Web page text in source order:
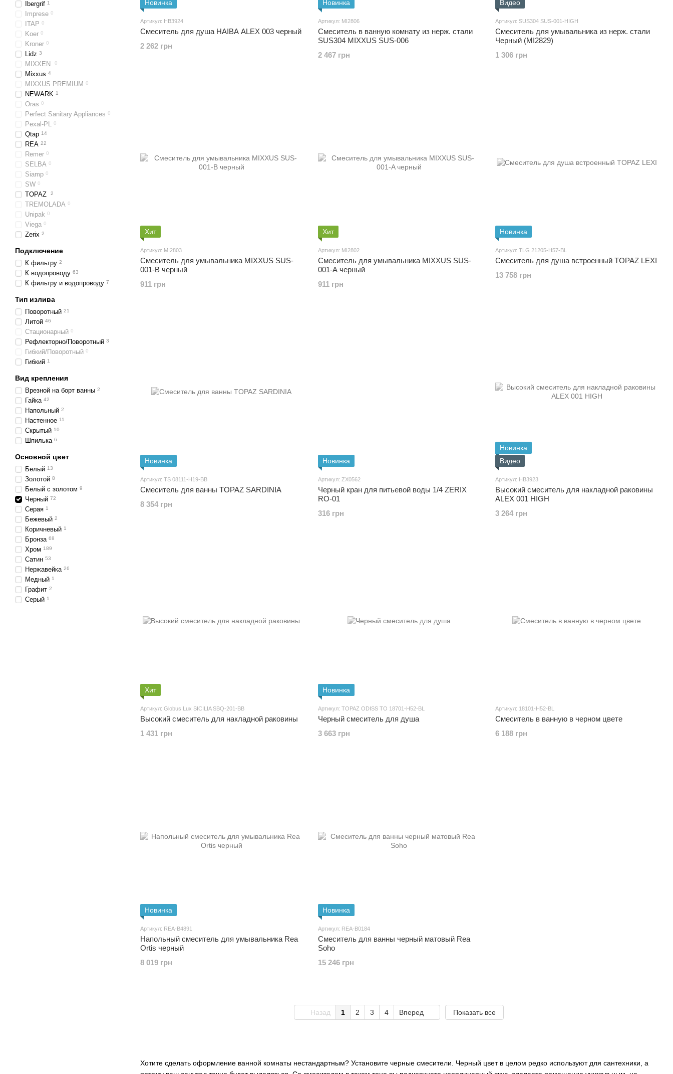
Хотите сделать оформление ванной комнаты нестандартным? Установите черные смесители. Черный цвет в целом редко используют для сантехники, а
Новинка
Артикул: HB3924
Смеситель для душа HAIBA ALEX 003 черный
2 262 грн
Новинка
Артикул: MI2806
Смеситель в ванную комнату из нерж. стали
SUS304 MIXXUS SUS-006
2 467 грн
Видео
Артикул: SUS304 SUS-001-HIGH
Смеситель для умывальника из нерж. стали
Черный (MI2829)
1 306 грн
Хит
Артикул: MI2803
Смеситель для умывальника MIXXUS SUS-
001-B черный
911 грн
Хит
Артикул: MI2802
Смеситель для умывальника MIXXUS SUS-
001-A черный
911 грн
Новинка
Артикул: TLG 21205-H57-BL
Смеситель для душа встроенный TOPAZ LEXI
13 758 грн
Новинка
Артикул: TS 08111-H19-BB
Смеситель для ванны TOPAZ SARDINIA
8 354 грн
Новинка
Артикул: ZX0562
Черный кран для питьевой воды 1/4 ZERIX
RO-01
316 грн
Новинка
Видео
Артикул: HB3923
Высокий смеситель для накладной раковины
ALEX 001 HIGH
3 264 грн
Хит
Артикул: Globus Lux SICILIA SBQ-201-BB
Высокий смеситель для накладной раковины
1 431 грн
Новинка
Артикул: TOPAZ ODISS TO 18701-H52-BL
Черный смеситель для душа
3 663 грн
Артикул: 18101-H52-BL
Смеситель в ванную в черном цвете
6 188 грн
Новинка
Артикул: REA-B4891
Напольный смеситель для умывальника Rea
Ortis черный
8 019 грн
Новинка
Артикул: REA-B0184
Смеситель для ванны черный матовый Rea
Soho
15 246 грн
Назад 1 2 3 4 Вперед Показать все
Ibergrif 1
Imprese 0
ITAP 0
Koer 0
Kroner 0
Lidz 3
MIXXEN 0
Mixxus 4
MIXXUS PREMIUM 0
NEWARK 1
Oras 0
Perfect Sanitary Appliances 0
Pexal-PL 0
Qtap 14
REA 22
Remer 0
SELBA 0
Siamp 0
SW 0
TOPAZ 2
TREMOLADA 0
Unipak 0
Viega 0
Zerix 2
Подключение
К фильтру 2
К водопроводу 63
К фильтру и водопроводу 7
Тип излива
Поворотный 21
Литой 46
Стационарный 0
Рефлекторно/Поворотный 3
Гибкий/Поворотный 0
Гибкий 1
Вид крепления
Врезной на борт ванны 2
Гайка 42
Напольный 2
Настенное 11
Скрытый 10
Шпилька 6
Основной цвет
Белый 13
Золотой 8
Белый с золотом 9
Черный 72
Серая 1
Бежевый 2
Коричневый 1
Бронза 68
Хром 189
Сатин 53
Нержавейка 26
Медный 1
Графит 2
Серый 1